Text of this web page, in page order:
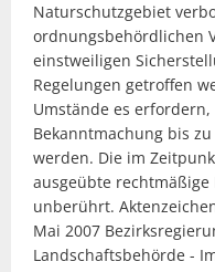
Naturschutzgebiet
ordnungsbehördlichen
einstweiligen
Regelungen getroffen
Umstände es
Bekanntmachung bis
werden. Die im
ausgeübte
unberührt.
Mai 2007
Landschaftsbehörde -